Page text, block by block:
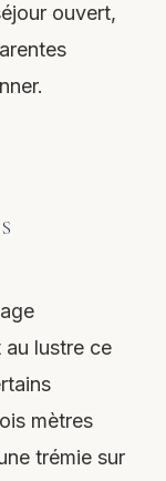
ouvert,
lustre ce
mètres
trémie sur